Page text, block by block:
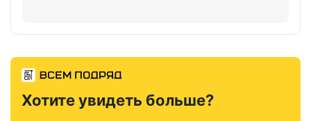
Хотите увидеть больше?